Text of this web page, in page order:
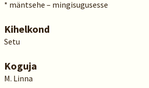
* mäntsehe – mingisugusesse
Kihelkond
Setu
Koguja
M. Linna